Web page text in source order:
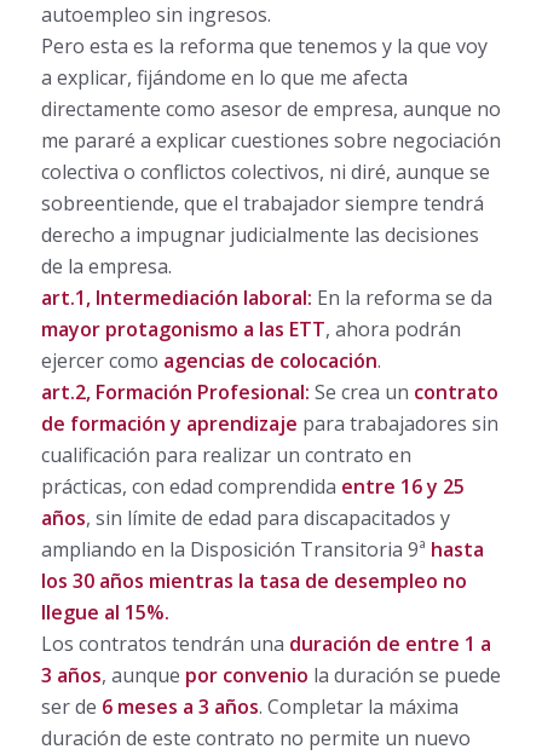
autoempleo sin ingresos.
Pero esta es la reforma que tenemos y la que voy
a explicar, fijándome en lo que me afecta
directamente como asesor de empresa, aunque no
me pararé a explicar cuestiones sobre negociación
colectiva o conflictos colectivos, ni diré, aunque se
sobreentiende, que el trabajador siempre tendrá
derecho a impugnar judicialmente las decisiones
de la empresa.
art.1, Intermediación laboral: En la reforma se da
mayor protagonismo a las ETT, ahora podrán
ejercer como agencias de colocación.
art.2, Formación Profesional: Se crea un contrato
de formación y aprendizaje para trabajadores sin
cualificación para realizar un contrato en
prácticas, con edad comprendida entre 16 y 25
años, sin límite de edad para discapacitados y
ampliando en la Disposición Transitoria 9ª hasta
los 30 años mientras la tasa de desempleo no
llegue al 15%.
Los contratos tendrán una duración de entre 1 a
3 años, aunque por convenio la duración se puede
ser de 6 meses a 3 años. Completar la máxima
duración de este contrato no permite un nuevo